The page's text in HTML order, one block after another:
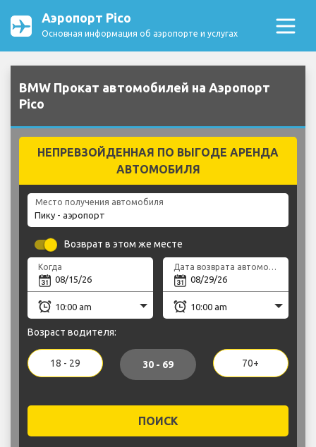
Аэропорт Pico
Основная информация об аэропорте и услугах
BMW Прокат автомобилей на Аэропорт
Pico
НЕПРЕВЗОЙДЕННАЯ ПО ВЫГОДЕ АРЕНДА
АВТОМОБИЛЯ
Место получения автомобиля
Возврат в этом же месте
Когда Дата возврата автомобиля
Возраст водителя:
18 - 29 30 - 69 70+
ПОИСК